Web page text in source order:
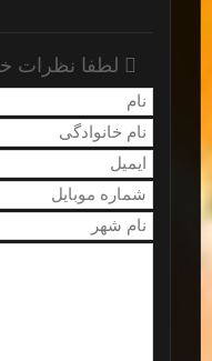
لطفا نظرات